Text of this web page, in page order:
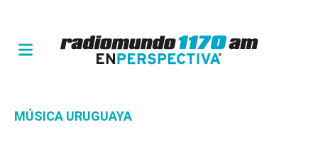
MÚSICA URUGUAYA